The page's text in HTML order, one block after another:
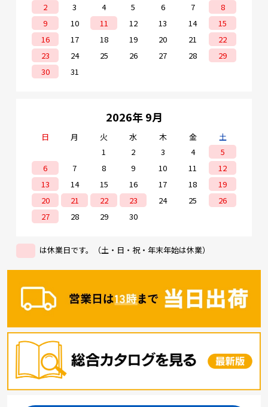
2
3 4 5 6 7
8
9
10 11 12 13 14
15
16
17 18 19 20 21
22
23
24 25 26 27 28
29
30
31
2026年 9月
日 月 火 水 木 金
土
1
2 3 4
5
6
7 8 9 10 11
12
13
14 15 16 17 18
19
20
21 22 23 24 25
26
27
28 29 30
は休業日です。（土・日・祝・年末年始は休業）